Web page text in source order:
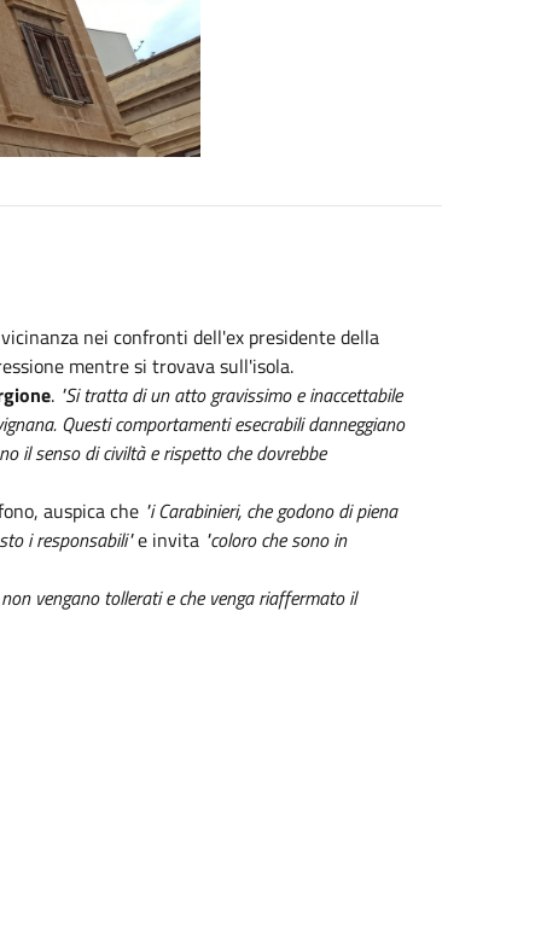
nei confronti dell'ex presidente della
mentre si trovava sull'isola.
. "Si tratta di un atto gravissimo e inaccettabile
Questi comportamenti esecrabili danneggiano
il senso di civiltà e rispetto che dovrebbe
auspica che "i Carabinieri, che godono di piena
i responsabili"e invita"coloro che sono in
vengano tollerati e che venga riaffermato il